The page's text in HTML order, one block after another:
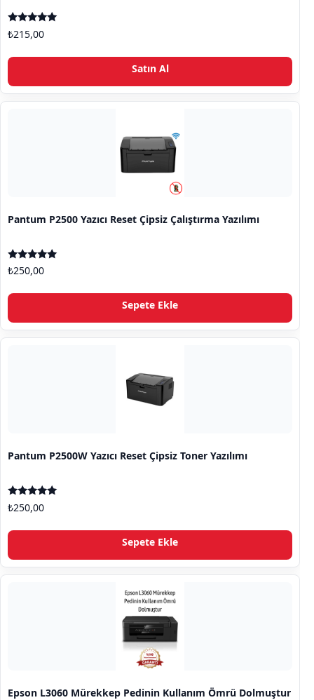
5 üzerinden
5.00
₺215,00
Satın Al
Pantum P2500 Yazıcı Reset Çipsiz Çalıştırma Yazılımı
5 üzerinden
5.00
₺250,00
Sepete Ekle
Pantum P2500W Yazıcı Reset Çipsiz Toner Yazılımı
5 üzerinden
5.00
₺250,00
Sepete Ekle
Epson L3060 Mürekkep Pedinin Kullanım Ömrü Dolmuştur